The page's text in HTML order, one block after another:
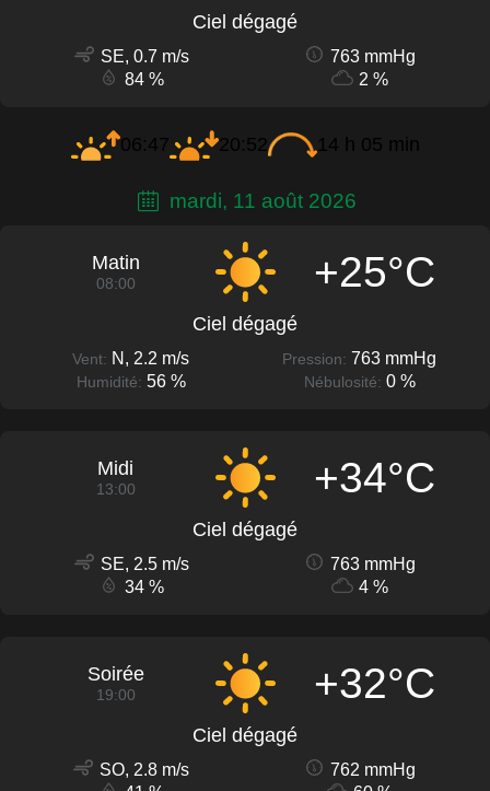
Ciel dégagé
SE, 0.7 m/s
763 mmHg
84 %
2 %
06:47 20:52 14 h 05 min
mardi, 11 août 2026
Matin
08:00 +25°C
Ciel dégagé
Vent: N, 2.2 m/s Pression: 763 mmHg
Humidité: 56 % Nébulosité: 0 %
Midi
13:00 +34°C
Ciel dégagé
SE, 2.5 m/s
763 mmHg
34 %
4 %
Soirée
19:00 +32°C
Ciel dégagé
SO, 2.8 m/s
762 mmHg